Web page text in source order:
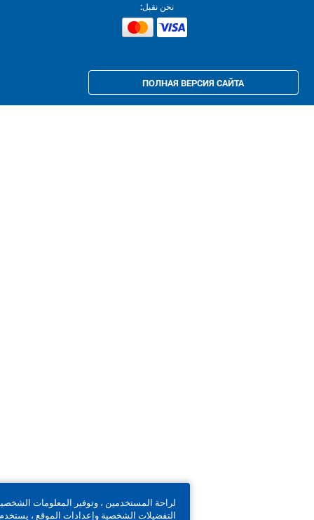
نحن نقبل:
ПОЛНАЯ ВЕРСИЯ САЙТА
لراحة المستخدمين ، وتوفير المعلومات الشخصية ،
التفضيلات الشخصية وإعدادات الموقع ، يستخدم موقعنا